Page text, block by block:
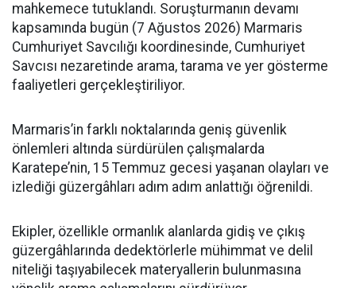
mahkemece tutuklandı. Soruşturmanın devamı
kapsamında bugün (7 Ağustos 2026) Marmaris
Cumhuriyet Savcılığı koordinesinde, Cumhuriyet
Savcısı nezaretinde arama, tarama ve yer gösterme
faaliyetleri gerçekleştiriliyor.
Marmaris’in farklı noktalarında geniş güvenlik
önlemleri altında sürdürülen çalışmalarda
Karatepe’nin, 15 Temmuz gecesi yaşanan olayları ve
izlediği güzergâhları adım adım anlattığı öğrenildi.
Ekipler, özellikle ormanlık alanlarda gidiş ve çıkış
güzergâhlarında dedektörlerle mühimmat ve delil
niteliği taşıyabilecek materyallerin bulunmasına